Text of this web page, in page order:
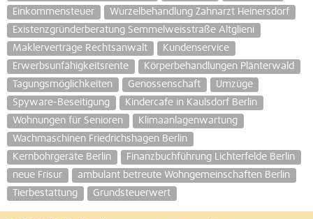
Einkommensteuer
Wurzelbehandlung Zahnarzt Heinersdorf
Existenzgründerberatung Semmelweisstraße Altglieni
Maklerverträge Rechtsanwalt
Kundenservice
Erwerbsunfähigkeitsrente
Körperbehandlungen Plänterwald
Tagungsmöglichkeiten
Genossenschaft
Umzüge
Spyware-Beseitigung
Kindercafe in Kaulsdorf Berlin
Wohnungen für Senioren
Klimaanlagenwartung
Wachmaschinen Friedrichshagen Berlin
Kernbohrgeräte Berlin
Finanzbuchführung Lichterfelde Berlin
neue Frisur
ambulant betreute Wohngemeinschaften Berlin
Tierbestattung
Grundsteuerwert